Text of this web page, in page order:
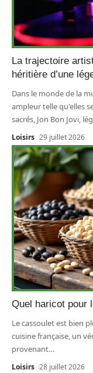
La trajectoire
héritière d’une
Dans le monde de la
ampleur telle qu'elles
sacrés, Jon Bon Jovi,
Loisirs 29 juillet 2026
Quel haricot pour
Le cassoulet est bien
cuisine française, un
provenant…
Loisirs 28 juillet 2026